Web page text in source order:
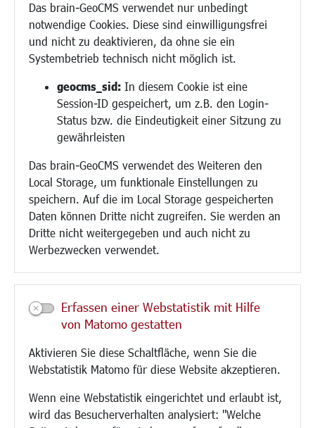
Das brain-GeoCMS verwendet nur unbedingt
notwendige Cookies. Diese sind einwilligungsfrei
und nicht zu deaktivieren, da ohne sie ein
Systembetrieb technisch nicht möglich ist.
geocms_sid: In diesem Cookie ist eine
Session-ID gespeichert, um z.B. den Login-
Status bzw. die Eindeutigkeit einer Sitzung zu
gewährleisten
Das brain-GeoCMS verwendet des Weiteren den
Local Storage, um funktionale Einstellungen zu
speichern. Auf die im Local Storage gespeicherten
Daten können Dritte nicht zugreifen. Sie werden an
Dritte nicht weitergegeben und auch nicht zu
Werbezwecken verwendet.
Erfassen einer Webstatistik mit Hilfe
von Matomo gestatten
Aktivieren Sie diese Schaltfläche, wenn Sie die
Webstatistik Matomo für diese Website akzeptieren.
Wenn eine Webstatistik eingerichtet und erlaubt ist,
wird das Besucherverhalten analysiert: "Welche
Demokratie leben
Ukrainehilfe
Hilfe für Geflüchtete
Religion
Bauen/Umwelt/Mobilität
Bebauungsplanung
Verkehr/Mobilität
Glasfaserausbau
Aktuelle Baustellen
Paddelteich
CINDY S
Kultur/Freizeit/Tourismus
Veranstaltungen
Neue Stadthalle Langen
Bäder
Musikschule
Stadtbücherei
Stadtarchiv